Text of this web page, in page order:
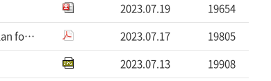
2023.07.19
19654
2023학년도 제2학기 등록금 수납계획 알림(Notice of Payment Plan for the 2023 Academi... 2023.07.17
19805
2023.07.13
19908